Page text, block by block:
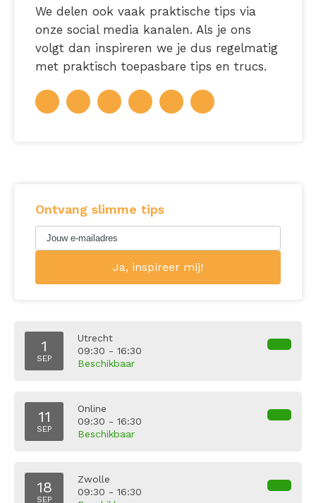
We delen ook vaak praktische tips via
onze social media kanalen. Als je ons
volgt dan inspireren we je dus regelmatig
met praktisch toepasbare tips en trucs.
Ontvang slimme tips
1
SEP
Utrecht
09:30 - 16:30
Beschikbaar
11
SEP
Online
09:30 - 16:30
Beschikbaar
18
SEP
Zwolle
09:30 - 16:30